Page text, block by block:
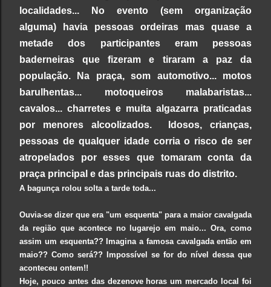
localidades... No evento (sem organização
alguma) havia pessoas ordeiras mas quase a
metade dos participantes eram pessoas
baderneiras que fizeram e tiraram a paz da
população. Na praça, som automotivo... motos
barulhentas... motoqueiros malabaristas...
cavalos... charretes e muita algazarra praticadas
por menores alcoolizados. Idosos, crianças,
pessoas de qualquer idade corria o risco de ser
atropelados por esses que tomaram conta da
praça principal e das principais ruas do distrito.
A bagunça rolou solta a tarde toda...
Ouvia-se dizer que era "um esquenta" para a maior cavalgada
da região que acontece no lugarejo em maio... Ora, como
assim um esquenta?? Imagina a famosa cavalgada então em
maio?? Como será?? Impossível se for do nível dessa que
aconteceu ontem!!
Hoje, pouco antes das dezenove horas um mercado local foi